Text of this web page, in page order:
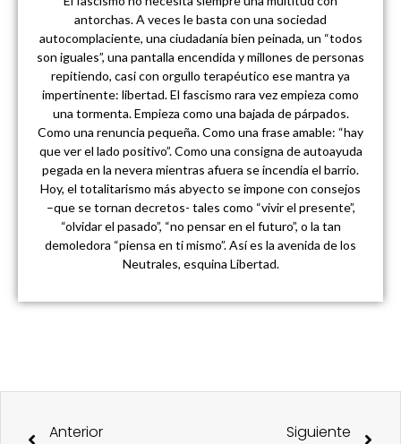
antorchas. A veces le basta con una sociedad
autocomplaciente, una ciudadanía bien peinada, un “todos
son iguales”, una pantalla encendida y millones de personas
repitiendo, casi con orgullo terapéutico ese mantra ya
impertinente: libertad. El fascismo rara vez empieza como
una tormenta. Empieza como una bajada de párpados.
Como una renuncia pequeña. Como una frase amable: “hay
que ver el lado positivo”. Como una consigna de autoayuda
pegada en la nevera mientras afuera se incendia el barrio.
Hoy, el totalitarismo más abyecto se impone con consejos
–que se tornan decretos- tales como “vivir el presente”,
“olvidar el pasado”, “no pensar en el futuro”, o la tan
demoledora “piensa en ti mismo”. Así es la avenida de los
Neutrales, esquina Libertad.
Anterior Siguiente